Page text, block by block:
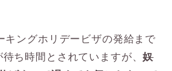
キングホリデービザの発給まで
ち時間とされていますが、奴